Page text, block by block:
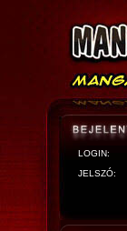
LOGIN:
JELSZÓ: